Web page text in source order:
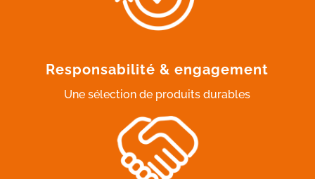
Responsabilité & engagement
Une sélection de produits durables